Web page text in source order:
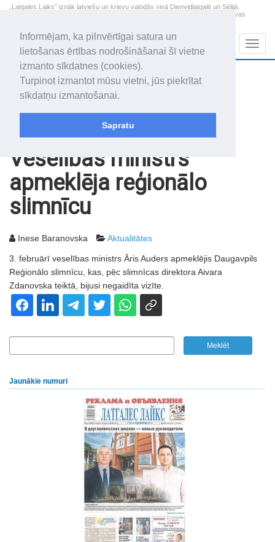
Informējam, ka pilnvērtīgai satura un
lietošanas ērtības nodrošināšanai šī vietne
izmanto sīkdatnes (cookies).
Turpinot izmantot mūsu vietni, jūs piekrītat
sīkdatņu izmantošanai.
Sapratu
„Latgales Laiks” iznāk latviešu un krievu valodās visā Dienvidlatgalē un Sēlijā,
„Latgales Laiks” latviešu valodā aptver Daugavpils valstspilsētu, Augšdaugavas
2026. gada 10. augusts
Pirmdiena
Audris, Brencis, Inuta
+18.3
Veselības ministrs
apmeklēja reģionālo
slimnīcu
Inese Baranovska Aktualitātes
3. februārī veselības ministrs Āris Auders apmeklējis Daugavpils
Reģionālo slimnīcu, kas, pēc slimnīcas direktora Aivara
Zdanovska teiktā, bijusi negaidīta vizīte.
Jaunākie numuri